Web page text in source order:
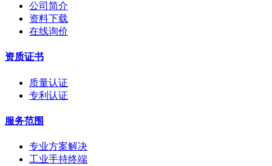
公司简介
资料下载
在线询价
资质证书
质量认证
专利认证
服务范围
专业方案解决
工业手持终端